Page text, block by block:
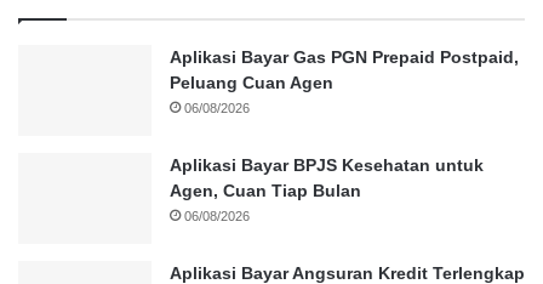
Aplikasi Bayar Gas PGN Prepaid Postpaid,
Peluang Cuan Agen
06/08/2026
Aplikasi Bayar BPJS Kesehatan untuk
Agen, Cuan Tiap Bulan
06/08/2026
Aplikasi Bayar Angsuran Kredit Terlengkap